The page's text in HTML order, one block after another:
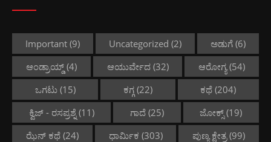
Important (9) Uncategorized (2) ಅಡುಗೆ (6)
ಆಂಡ್ರಾಯ್ಡ್(4) ಆಯುರ್ವೇದ(32) ಆರೋಗ್ಯ (54)
ಒಗಟು(15) ಕಗ್ಗ(22) ಕಥೆ (204)
ಕ್ವಿಜ್ - ರಸಪ್ರಶ್ನೆ (11) ಗಾದೆ(25) ಜೋಕ್ಸ್ (19)
ಝೆನ್ ಕಥೆ(24) ಧಾರ್ಮಿಕ (303) ಪುಣ್ಯ ಕ್ಷೇತ್ರ(99)